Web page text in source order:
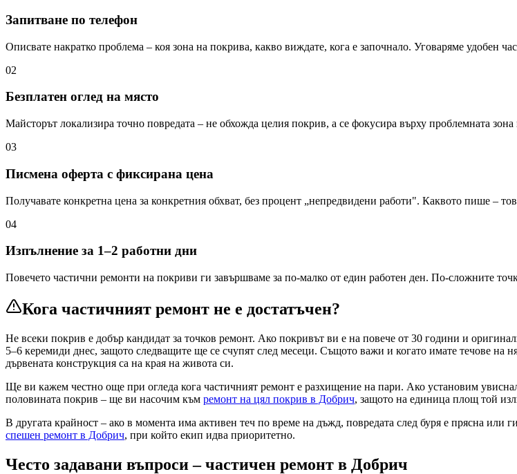
Запитване по телефон
Описвате накратко проблема – коя зона на покрива, какво виждате, кога е започнало. Уговаряме удобен
02
Безплатен оглед на място
Майсторът локализира точно повредата – не обхожда целия покрив, а се фокусира върху проблемната
03
Писмена оферта с фиксирана цена
Получавате конкретна цена за конкретния обхват, без процент „непредвидени работи". Каквото пише –
04
Изпълнение за 1–2 работни дни
Повечето частични ремонти на покриви ги завършваме за по-малко от един работен ден. По-сложните
Кога частичният ремонт не е достатъчен?
Не всеки покрив е добър кандидат за точков ремонт. Ако покривът ви е на повече от 30 години и
5–6 керемиди днес, защото следващите ще се счупят след месеци. Същото важи и когато имате течове на
дървената конструкция са на края на живота си.
Ще ви кажем честно още при огледа кога частичният ремонт е разхищение на пари. Ако установим
половината покрив – ще ви насочим към ремонт на цял покрив в Добрич, защото на единица площ той
В другата крайност – ако в момента има активен теч по време на дъжд, повредата след буря е прясна или
спешен ремонт в Добрич, при който екип идва приоритетно.
Често задавани въпроси – частичен ремонт в Добрич